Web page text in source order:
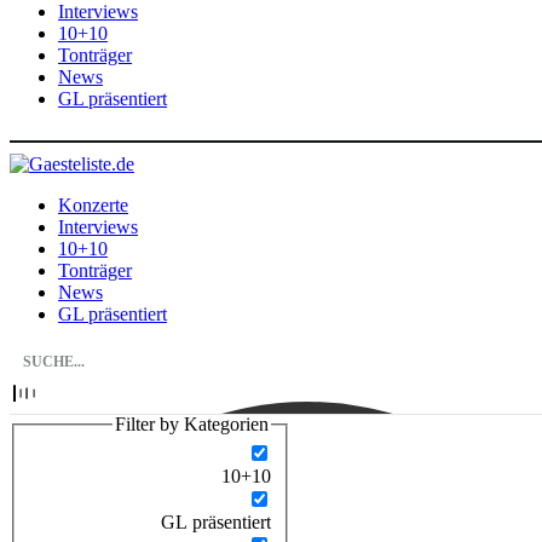
Interviews
10+10
Tonträger
News
GL präsentiert
Konzerte
Interviews
10+10
Tonträger
News
GL präsentiert
Filter by Kategorien
10+10
GL präsentiert